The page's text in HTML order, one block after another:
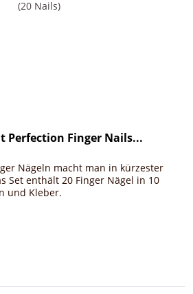
Perfection Finger Nails...
Nägeln macht man in kürzester
Set enthält 20 Finger Nägel in 10
und Kleber.